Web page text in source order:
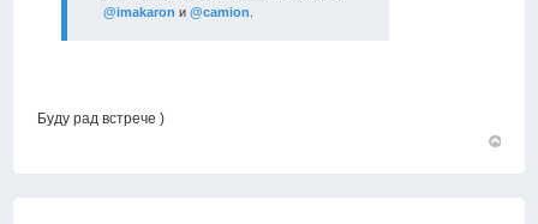
@imakaron и@camion
Буду рад встрече )